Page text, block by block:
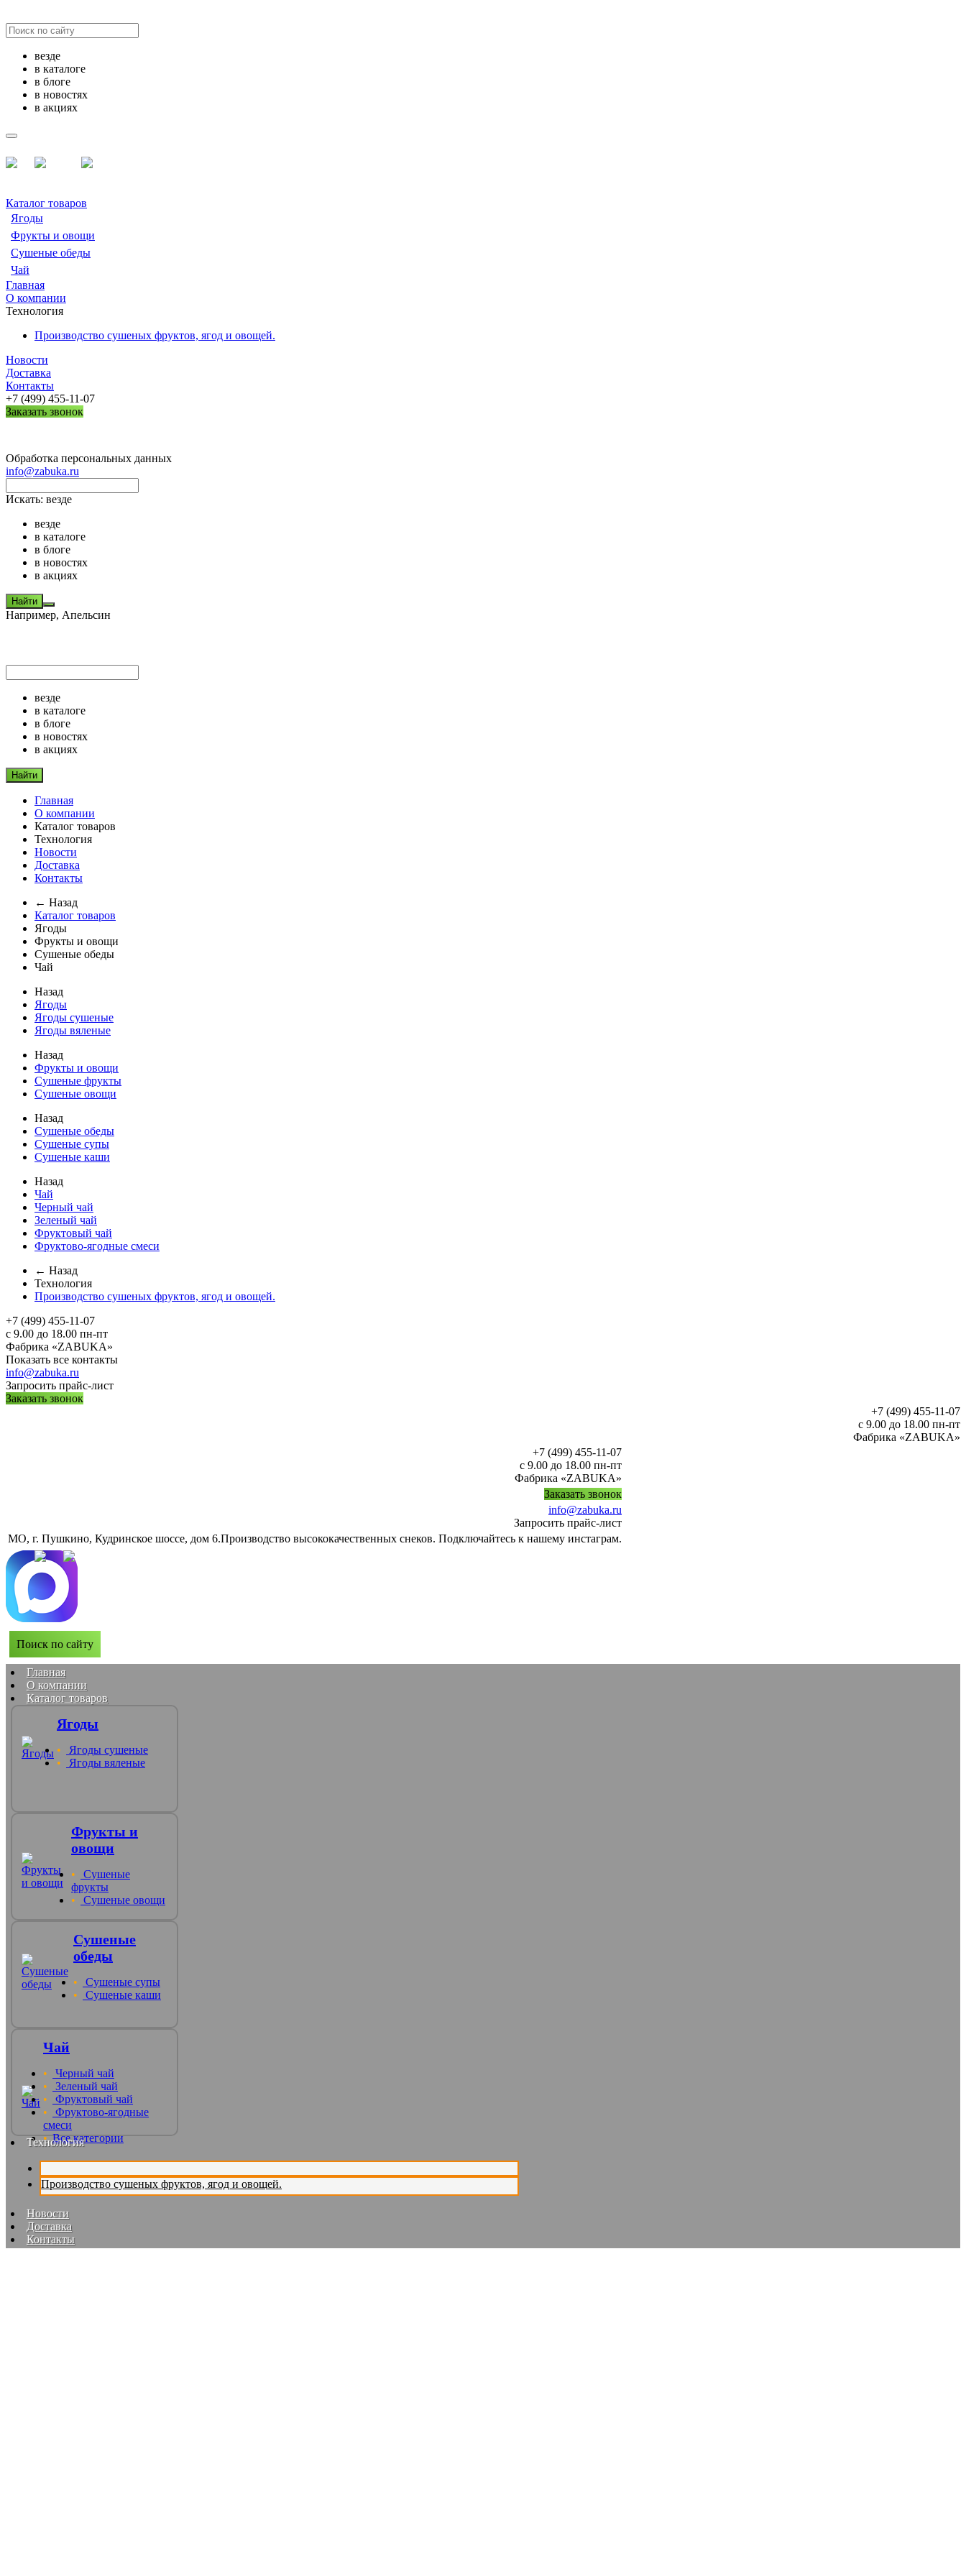
везде
в каталоге
в блоге
в новостях
в акциях
Каталог товаров
Ягоды
Фрукты и овощи
Сушеные обеды
Чай
Главная
О компании
Технология
Производство сушеных фруктов, ягод и овощей.
Новости
Доставка
Контакты
+7 (499) 455-11-07
Заказать звонок
Обработка персональных данных
info@zabuka.ru
Искать: везде
везде
в каталоге
в блоге
в новостях
в акциях
Найти
Например, Апельсин
везде
в каталоге
в блоге
в новостях
в акциях
Найти
Главная
О компании
Каталог товаров
Технология
Новости
Доставка
Контакты
← Назад
Каталог товаров
Ягоды
Фрукты и овощи
Сушеные обеды
Чай
Назад
Ягоды
Ягоды сушеные
Ягоды вяленые
Назад
Фрукты и овощи
Сушеные фрукты
Сушеные овощи
Назад
Сушеные обеды
Сушеные супы
Сушеные каши
Назад
Чай
Черный чай
Зеленый чай
Фруктовый чай
Фруктово-ягодные смеси
← Назад
Технология
Производство сушеных фруктов, ягод и овощей.
+7 (499) 455-11-07
с 9.00 до 18.00 пн-пт
Фабрика «ZABUKA»
Показать все контакты
info@zabuka.ru
Запросить прайс-лист
Заказать звонок
+7 (499) 455-11-07
с 9.00 до 18.00 пн-пт
Фабрика «ZABUKA»
+7 (499) 455-11-07
с 9.00 до 18.00 пн-пт
Фабрика «ZABUKA»
Заказать звонок
info@zabuka.ru
Запросить прайс-лист
МО, г. Пушкино, Кудринское шоссе, дом 6.Производство высококачественных снеков. Подключайтесь к нашему инстаграм.
Поиск по сайту
Главная
О компании
Каталог товаров
Ягоды
Ягоды сушеные
Ягоды вяленые
Фрукты и
овощи
Сушеные
фрукты
Сушеные овощи
Сушеные
обеды
Сушеные супы
Сушеные каши
Чай
Черный чай
Зеленый чай
Фруктовый чай
Фруктово-ягодные
смеси
Все категории
Технология
Производство сушеных фруктов, ягод и овощей.
Новости
Доставка
Контакты